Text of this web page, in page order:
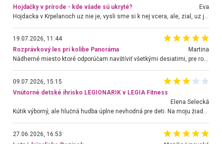
Hojdačky v prírode - kde všade sú ukryté?
Eva
19.07.2026, 11:44
Rozprávkový les pri kolibe Panoráma
Martina
Nádherné miesto ktoré odporúčam navštíviť všetkými desiatimi, pre rodiny s deťmi, dôchodcom... Proste a jednoducho ozaj rozprávkový les.. určite ešte prídeme. Odniesli sme si na pamiatku krásne tričká,
09.07.2026, 15:15
Vnútorné detské ihrisko LEGIONARIK v LEGIA Fitness
Elena Selecká
Kútik výborný, ale hlučná hudba úplne nevhodná pre deti. Na moju žiadosť o aspoň sušenie nereagovali.
27.06.2026, 16:53